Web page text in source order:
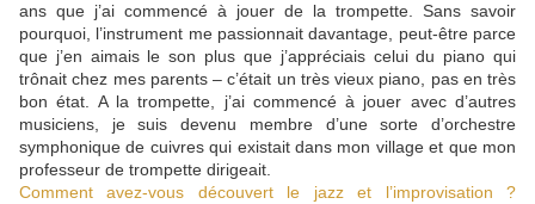
ans que j’ai commencé à jouer de la trompette. Sans savoir
pourquoi, l’instrument me passionnait davantage, peut-être parce
que j’en aimais le son plus que j’appréciais celui du piano qui
trônait chez mes parents – c’était un très vieux piano, pas en très
bon état. A la trompette, j’ai commencé à jouer avec d’autres
musiciens, je suis devenu membre d’une sorte d’orchestre
symphonique de cuivres qui existait dans mon village et que mon
professeur de trompette dirigeait.
Comment avez-vous découvert le jazz et l’improvisation ?